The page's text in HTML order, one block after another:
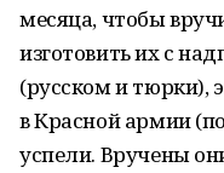
месяца, чтобы
изготовить их с
(русском и тюрки),
в Красной армии
успели. Вручены